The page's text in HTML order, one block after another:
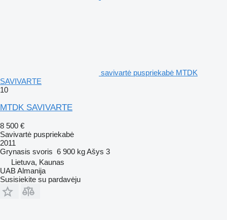
savivartė puspriekabė MTDK
SAVIVARTE
10
MTDK SAVIVARTE
8 500 €
Savivartė puspriekabė
2011
Grynasis svoris 6 900 kgAšys 3
Lietuva, Kaunas
UAB Almanija
Susisiekite su pardavėju